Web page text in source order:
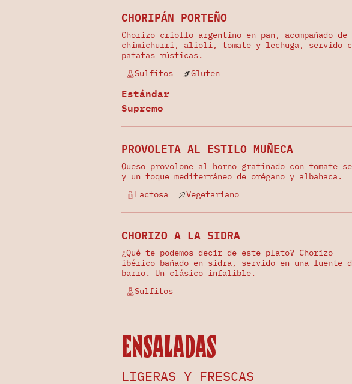
CHORIPÁN PORTEÑO
Chorizo criollo argentino en pan, acompañado de
chimichurri, alioli, tomate y lechuga, servido
patatas rústicas.
Estándar
Supremo
Sulfitos Gluten
PROVOLETA AL ESTILO MUÑECA
Queso provolone al horno gratinado con tomate
y un toque mediterráneo de orégano y albahaca.
Lactosa Vegetariano
CHORIZO A LA SIDRA
¿Qué te podemos decir de este plato? Chorizo
ibérico bañado en sidra, servido en una fuente
barro. Un clásico infalible.
Sulfitos
Ensaladas
LIGERAS Y FRESCAS